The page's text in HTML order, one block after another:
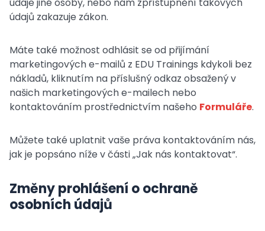
údajů zakazuje zákon.
Máte také možnost odhlásit se od přijímání
marketingových e-mailů z EDU Trainings kdykoli bez
nákladů, kliknutím na příslušný odkaz obsažený v
našich marketingových e-mailech nebo
kontaktováním prostřednictvím našeho Formuláře.
Můžete také uplatnit vaše práva kontaktováním nás,
jak je popsáno níže v části „Jak nás kontaktovat“.
Změny prohlášení o ochraně
osobních údajů